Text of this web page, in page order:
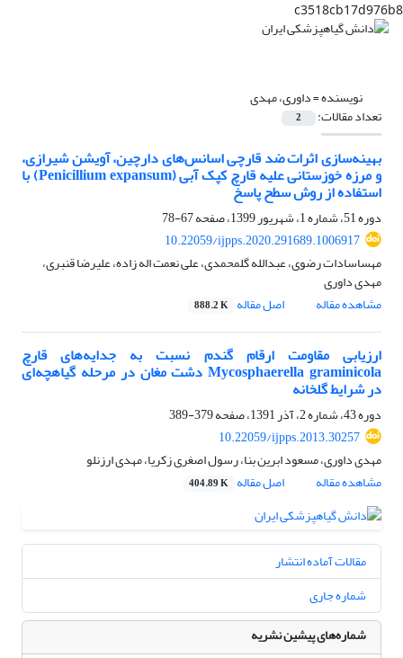
c3518cb17d976b8
نویسنده =داوری، مهدی
تعداد مقالات: 2
بهینه‌سازی اثرات ضد قارچی اسانس‌های دارچین، آویشن شیرازی،
و مرزه خوزستانی علیه قارچ کپک آبی (Penicillium expansum) با
استفاده از روش سطح پاسخ
دوره 51، شماره 1، شهریور 1399، صفحه
67-78
10.22059/ijpps.2020.291689.1006917
مهساسادات رضوی، عبدالله گلمحمدی، علی نعمت اله زاده، علیرضا قنبری،
مهدی داوری
مشاهده مقاله
اصل مقاله 888.2 K
ارزیابی مقاومت ارقام گندم نسبت به جدایه‌های ‌قارچ
Mycosphaerella graminicola دشت مغان در مرحله گیاهچه‌ای
در شرایط گلخانه
دوره 43، شماره 2، آذر 1391، صفحه
379-389
10.22059/ijpps.2013.30257
مهدی داوری، مسعود ابرین بنا، رسول اصغری زکریا، مهدی ارزنلو
مشاهده مقاله
اصل مقاله 404.89 K
مقالات آماده انتشار
شماره جاری
شماره‌های پیشین نشریه